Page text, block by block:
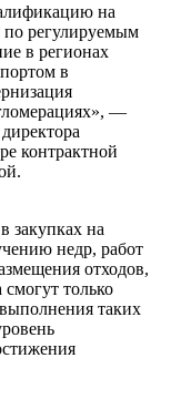
на
по регулируемым
в регионах
в
—
контрактной
закупках на
недр, работ
отходов,
только
таких